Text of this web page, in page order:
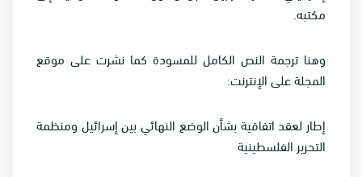
مكتبه.
وهنا ترجمة النص الكامل للمسودة كما نشرت على موقع
المجلة على الإنترنت:
إطار لعقد اتفاقية بشأن الوضع النهائي بين إسرائيل ومنظمة
التحرير الفلسطينية